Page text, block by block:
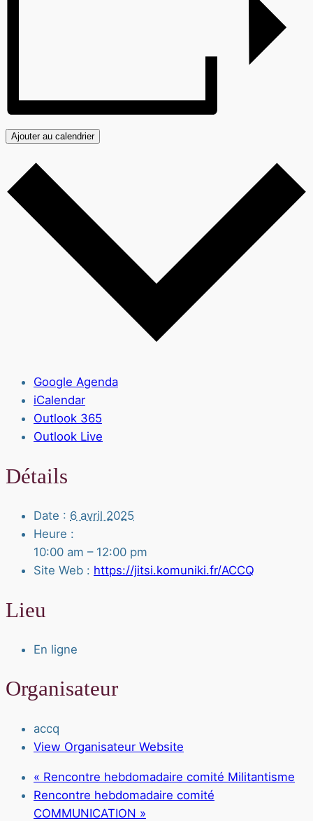
Ajouter au calendrier
Google Agenda
iCalendar
Outlook 365
Outlook Live
Détails
Date : 6 avril 2025
Heure :
10:00 am – 12:00 pm
Site Web : https://jitsi.komuniki.fr/ACCQ
Lieu
En ligne
Organisateur
accq
View Organisateur Website
« Rencontre hebdomadaire comité Militantisme
Rencontre hebdomadaire comité
COMMUNICATION »